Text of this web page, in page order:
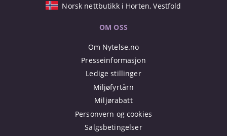
Norsk nettbutikk i Horten, Vestfold
OM OSS
Om Nytelse.no
Presseinformasjon
Ledige stillinger
Miljøfyrtårn
Miljørabatt
Personvern og cookies
Salgsbetingelser